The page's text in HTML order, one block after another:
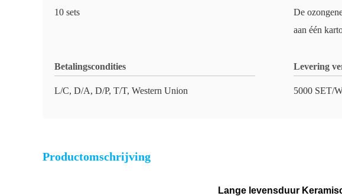
10 sets
De
aan één
Betalingscondities
L/C, D/A, D/P, T/T, Western Union
Levering
5000 SET/
Productomschrijving
Lange levensduur